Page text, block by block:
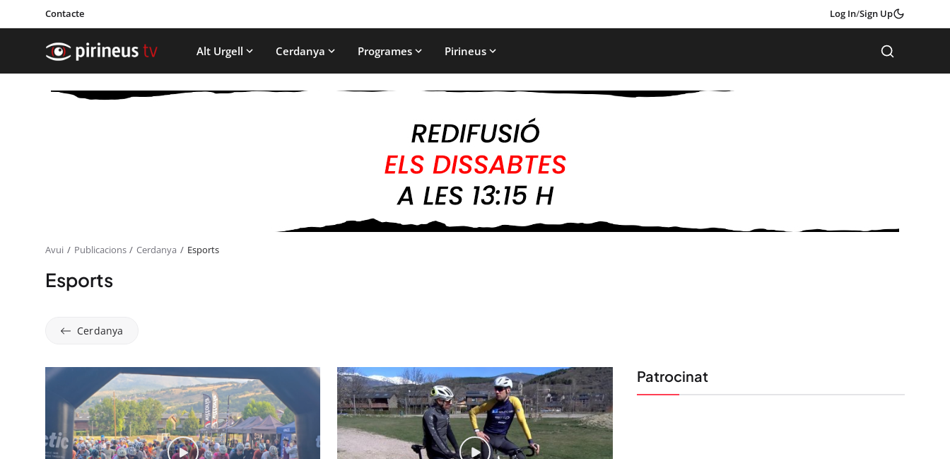
Contacte Log In/Sign Up
Alt Urgell Cerdanya Programes Pirineus
Avui Publicacions Cerdanya Esports
Esports
Cerdanya
Patrocinat